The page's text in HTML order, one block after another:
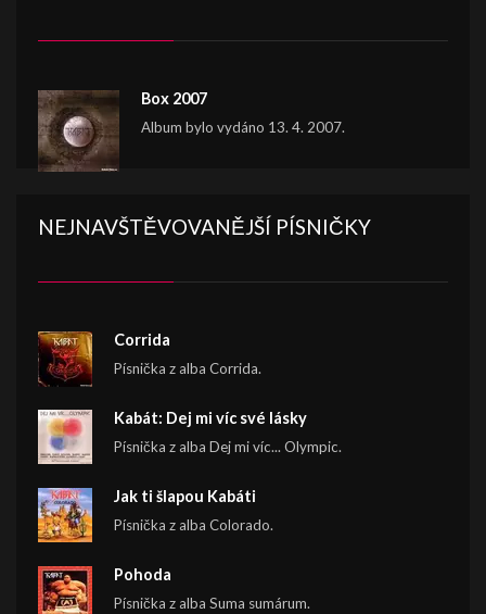
Box 2007
Album bylo vydáno 13. 4. 2007.
NEJNAVŠTĚVOVANĚJŠÍ PÍSNIČKY
Corrida
Písnička z alba Corrida.
Kabát: Dej mi víc své lásky
Písnička z alba Dej mi víc... Olympic.
Jak ti šlapou Kabáti
Písnička z alba Colorado.
Pohoda
Písnička z alba Suma sumárum.